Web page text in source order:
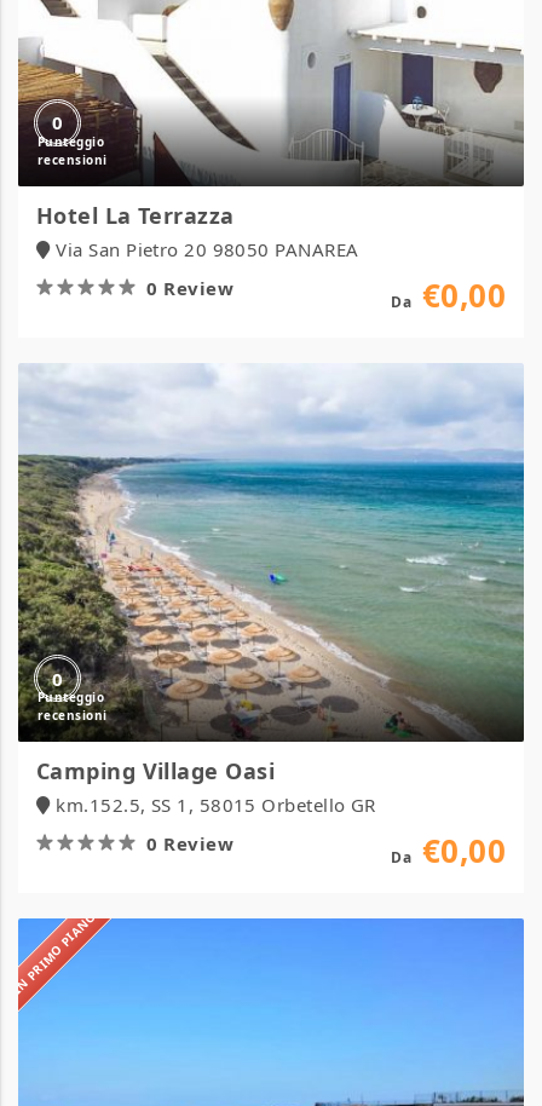
0
Hotel La Terrazza
Via San Pietro 20 98050 PANAREA
0 Review
Da €0,00
0
Camping
Oasi
Camping Village Oasi
km.152.5, SS 1, 58015 Orbetello GR
0 Review
Da €0,00
IN PRIMO PIANO